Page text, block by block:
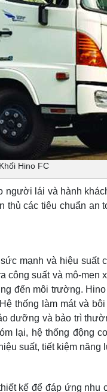
Hino FC
người lái và hành
các tiêu chuẩn an
mạnh và hiệu suất
công suất và mô-
đến môi trường.
thống làm mát và
dưỡng và bảo trì
lại, hệ thống động
suất, tiết kiệm năng
kế để đáp ứng nhu